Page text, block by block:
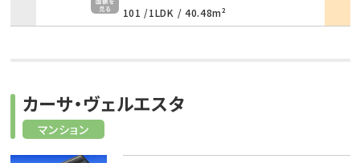
101 /1LDK / 40.48m²
マンション
カーサ・ヴェルエスタ